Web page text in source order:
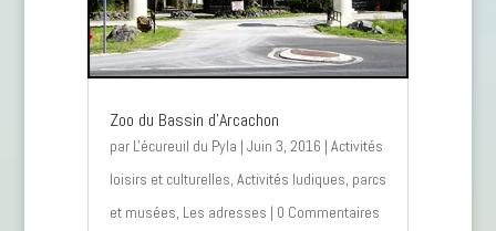
Zoo du Bassin d’Arcachon
par L'écureuil du Pyla | Juin 3, 2016 | Activités
loisirs et culturelles, Activités ludiques, parcs
et musées, Les adresses | 0 Commentaires